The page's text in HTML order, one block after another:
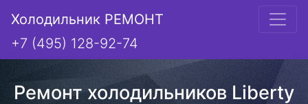
Холодильник РЕМОНТ
+7 (495) 128-92-74
Ремонт холодильников Liberty